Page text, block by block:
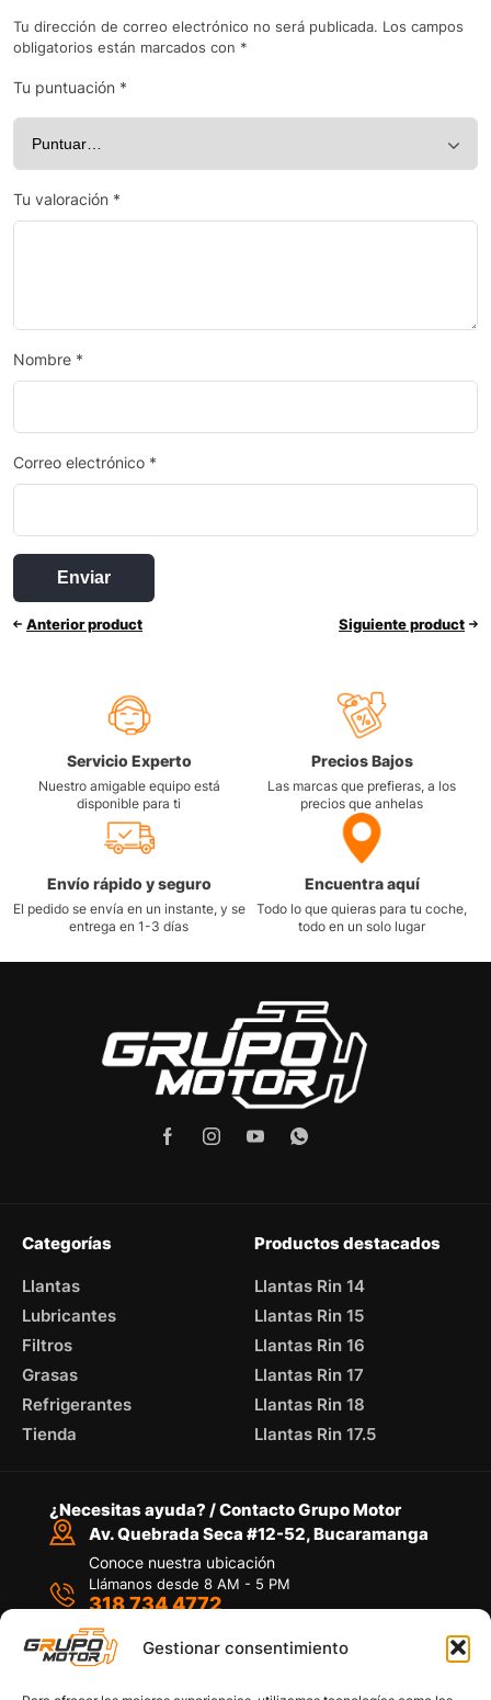
Gestionar consentimiento
Tu dirección de correo electrónico no será publicada. Los campos
obligatorios están marcados con *
Tu puntuación *
Tu valoración *
Nombre *
Correo electrónico *
Anterior product Siguiente product
Servicio Experto
Nuestro amigable equipo está
disponible para ti
Precios Bajos
Las marcas que prefieras, a los
precios que anhelas
Envío rápido y seguro
El pedido se envía en un instante, y se
entrega en 1-3 días
Encuentra aquí
Todo lo que quieras para tu coche,
todo en un solo lugar
Categorías
Llantas
Lubricantes
Filtros
Grasas
Refrigerantes
Tienda
Productos destacados
Llantas Rin 14
Llantas Rin 15
Llantas Rin 16
Llantas Rin 17
Llantas Rin 18
Llantas Rin 17.5
¿Necesitas ayuda? / Contacto Grupo Motor
Av. Quebrada Seca #12-52, Bucaramanga
Conoce nuestra ubicación
Llámanos desde 8 AM - 5 PM
318 734 4772
Por medio de WhatsApp